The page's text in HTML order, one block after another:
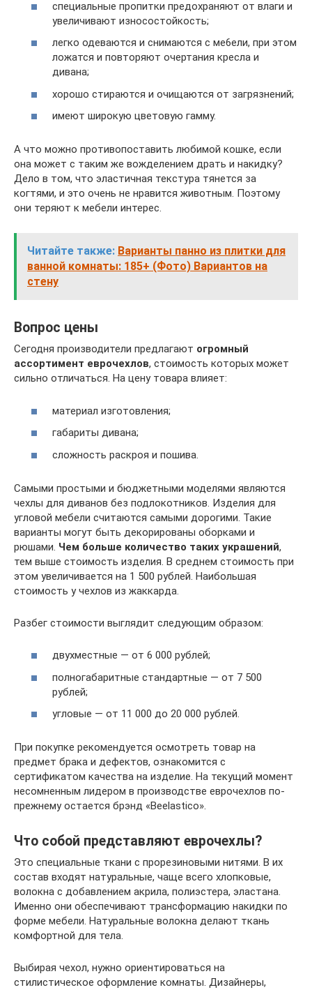
специальные пропитки предохраняют от влаги и
увеличивают износостойкость;
легко одеваются и снимаются с ме6ели, при этом
ложатся и повторяют очертания кресла и
дивана;
хорошо стираются и очищаются от загрязнений;
имеют широкую цветовую гамму.
А что можно противопоставить любимой кошке, если
она может с таким же вожделением драть и накидку?
Дело в том, что эластичная текстура тянется за
когтями, и это очень не нравится животным. Поэтому
они теряют к мебели интерес.
Читайте также: Варианты панно из плитки для
ванной комнаты: 185+ (Фото) Вариантов на
стену
Вопрос цены
Сегодня производители предлагают огромный
ассортимент еврочехлов, стоимость которых может
сильно отличаться. На цену товара влияет:
материал изготовления;
габариты дивана;
сложность раскроя и пошива.
Самыми простыми и бюджетными моделями являются
чехлы для диванов без подлокотников. Изделия для
угловой мебели считаются самыми дорогими. Такие
варианты могут быть декорированы оборками и
рюшами. Чем больше количество таких украшений,
тем выше стоимость изделия. В среднем стоимость при
этом увеличивается на 1 500 рублей. Наибольшая
стоимость у чехлов из жаккарда.
Разбег стоимости выглядит следующим образом:
двухместные — от 6 000 рублей;
полногабаритные стандартные — от 7 500
рублей;
угловые — от 11 000 до 20 000 рублей.
При покупке рекомендуется осмотреть товар на
предмет брака и дефектов, ознакомится с
сертификатом качества на изделие. На текущий момент
несомненным лидером в производстве еврочехлов по-
прежнему остается брэнд «Вeelastico».
Что собой представляют еврочехлы?
Это специальные ткани с прорезиновыми нитями. В их
состав входят натуральные, чаще всего хлопковые,
волокна с добавлением акрила, полиэстера, эластана.
Именно они обеспечивают трансформацию накидки по
форме мебели. Натуральные волокна делают ткань
комфортной для тела.
Выбирая чехол, нужно ориентироваться на
стилистическое оформление комнаты. Дизайнеры,